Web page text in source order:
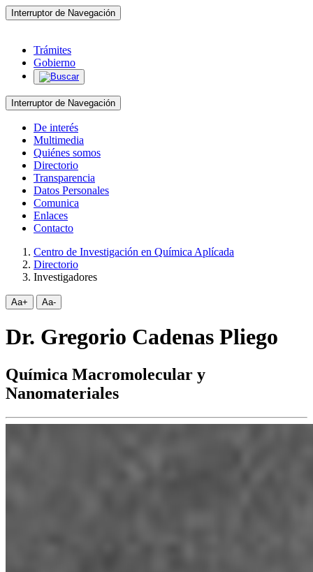
Interruptor de Navegación
Trámites
Gobierno
Interruptor de Navegación
De interés
Multimedia
Quiénes somos
Directorio
Transparencia
Datos Personales
Comunica
Enlaces
Contacto
Centro de Investigación en Química Aplícada
Directorio
Investigadores
Aa+ Aa-
Dr. Gregorio Cadenas Pliego
Química Macromolecular y
Nanomateriales